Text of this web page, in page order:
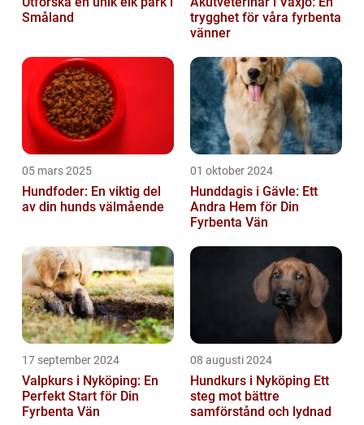
Småland
trygghet för våra fyrbenta
vänner
05 mars 2025
Hundfoder: En viktig del
av din hunds välmående
01 oktober 2024
Hunddagis i Gävle: Ett
Andra Hem för Din
Fyrbenta Vän
17 september 2024
Valpkurs i Nyköping: En
Perfekt Start för Din
Fyrbenta Vän
08 augusti 2024
Hundkurs i Nyköping Ett
steg mot bättre
samförstånd och lydnad